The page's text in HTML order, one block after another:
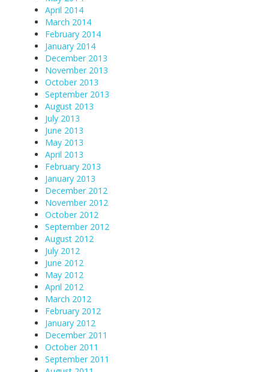
April 2014
March 2014
February 2014
January 2014
December 2013
November 2013
October 2013
September 2013
August 2013
July 2013
June 2013
May 2013
April 2013
February 2013
January 2013
December 2012
November 2012
October 2012
September 2012
August 2012
July 2012
June 2012
May 2012
April 2012
March 2012
February 2012
January 2012
December 2011
October 2011
September 2011